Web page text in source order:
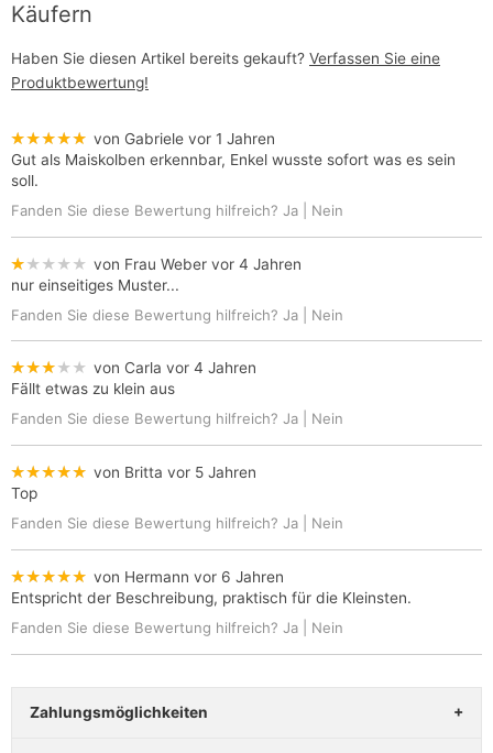
Käufern
Haben Sie diesen Artikel bereits gekauft? Verfassen Sie eine
Produktbewertung!
★★★★★ von Gabriele vor 1 Jahren
Gut als Maiskolben erkennbar, Enkel wusste sofort was es sein
soll.
Fanden Sie diese Bewertung hilfreich? Ja Nein
★★★★★ von Frau Weber vor 4 Jahren
nur einseitiges Muster...
Fanden Sie diese Bewertung hilfreich? Ja Nein
★★★★★ von Carla vor 4 Jahren
Fällt etwas zu klein aus
Fanden Sie diese Bewertung hilfreich? Ja Nein
★★★★★ von Britta vor 5 Jahren
Top
Fanden Sie diese Bewertung hilfreich? Ja Nein
★★★★★ von Hermann vor 6 Jahren
Entspricht der Beschreibung, praktisch für die Kleinsten.
Fanden Sie diese Bewertung hilfreich? Ja Nein
Zahlungsmöglichkeiten